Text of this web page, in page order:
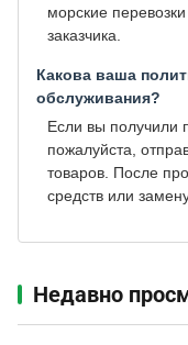
морские
заказчика.
Какова ваша
обслуживания?
Если вы получили
пожалуйста,
товаров. После
средств или
Недавно